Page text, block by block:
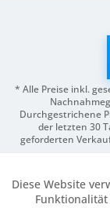
* Alle Preise inkl.
Durchgestrichene
der letzten 30
geforderten
Funktionale
Diese Website